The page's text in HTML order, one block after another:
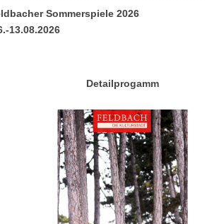
Sommerspiele 2026
13.08.2026
Detailprogamm